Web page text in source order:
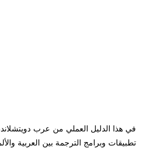
في هذا الدليل العملي من عرب
تطبيقات وبرامج الترجمة بين العربية